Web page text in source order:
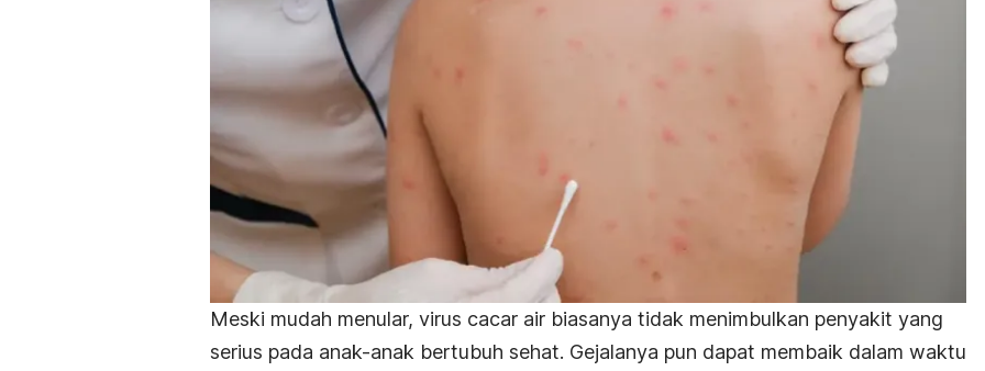
Meski mudah menular, virus cacar air biasanya tidak menimbulkan penyakit yang
serius pada anak-anak bertubuh sehat. Gejalanya pun dapat membaik dalam waktu